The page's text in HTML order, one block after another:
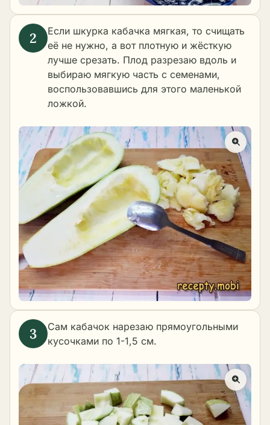
Если шкурка кабачка мягкая, то счищать
её не нужно, а вот плотную и жёсткую
лучше срезать. Плод разрезаю вдоль и
выбираю мягкую часть с семенами,
воспользовавшись для этого маленькой
ложкой.
Сам кабачок нарезаю прямоугольными
кусочками по 1-1,5 см.